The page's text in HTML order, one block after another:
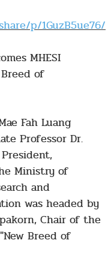
p/1GuzB5ue76/
MHESI
of
Fah Luang
Professor Dr.
Ministry of
and
was headed by
Chair of the
Breed of